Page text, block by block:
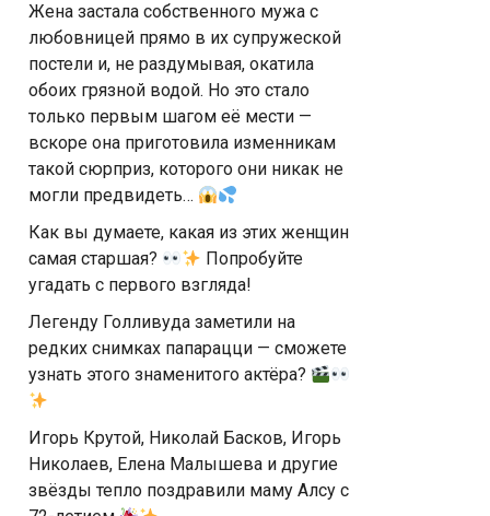
Жена застала собственного мужа с
любовницей прямо в их супружеской
постели и, не раздумывая, окатила
обоих грязной водой. Но это стало
только первым шагом её мести —
вскоре она приготовила изменникам
такой сюрприз, которого они никак не
могли предвидеть…
Как вы думаете, какая из этих женщин
самая старшая?
Попробуйте
угадать с первого взгляда!
Легенду Голливуда заметили на
редких снимках папарацци — сможете
узнать этого знаменитого актёра?
Игорь Крутой, Николай Басков, Игорь
Николаев, Елена Малышева и другие
звёзды тепло поздравили маму Алсу с